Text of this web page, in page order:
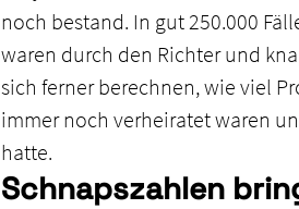
noch bestand. In gut 250.000
waren durch den Richter und
sich ferner berechnen, wie viel
immer noch verheiratet waren
hatte.
Schnapszahlen